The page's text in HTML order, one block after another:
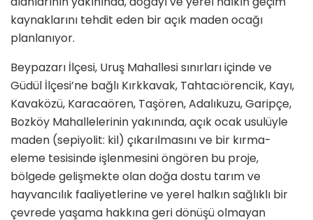
kaynaklarını tehdit eden bir açık maden ocağı
planlanıyor.
Beypazarı İlçesi, Uruş Mahallesi sınırları içinde ve
Güdül İlçesi’ne bağlı Kırkkavak, Tahtacıörencik, Kayı,
Kavaközü, Karacaören, Taşören, Adalıkuzu, Garipçe,
Bozköy Mahallelerinin yakınında, açık ocak usulüyle
maden (sepiyolit: kil) çıkarılmasını ve bir kırma-
eleme tesisinde işlenmesini öngören bu proje,
bölgede gelişmekte olan doğa dostu tarım ve
hayvancılık faaliyetlerine ve yerel halkın sağlıklı bir
çevrede yaşama hakkına geri dönüşü olmayan